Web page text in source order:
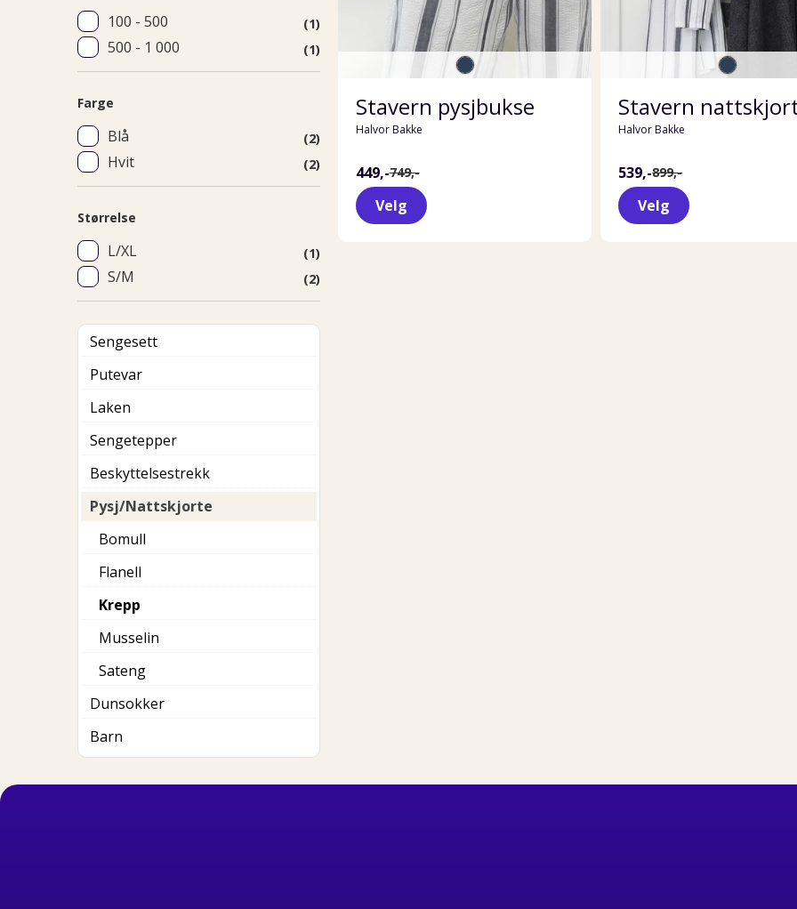
100 - 500 (1)
500 - 1 000 (1)
Farge
Blå (2)
Hvit (2)
Størrelse
L/XL (1)
S/M (2)
Sengesett
Putevar
Laken
Sengetepper
Beskyttelsestrekk
Pysj/Nattskjorte
Bomull
Flanell
Krepp
Musselin
Sateng
Dunsokker
Barn
Stavern pysjbukse
Halvor Bakke
449,-749,-
Velg
Stavern
Halvor Bakke
539,-899,-
Velg